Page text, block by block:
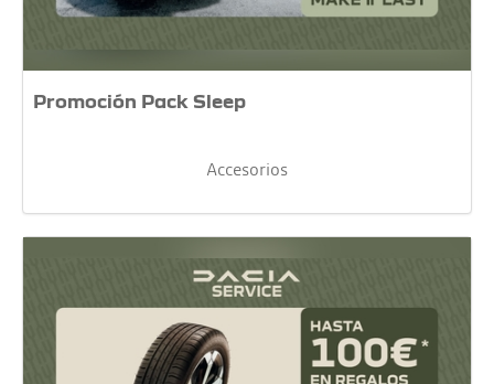
Promoción Pack Sleep
Accesorios